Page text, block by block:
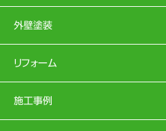
外壁塗装
リフォーム
施工事例